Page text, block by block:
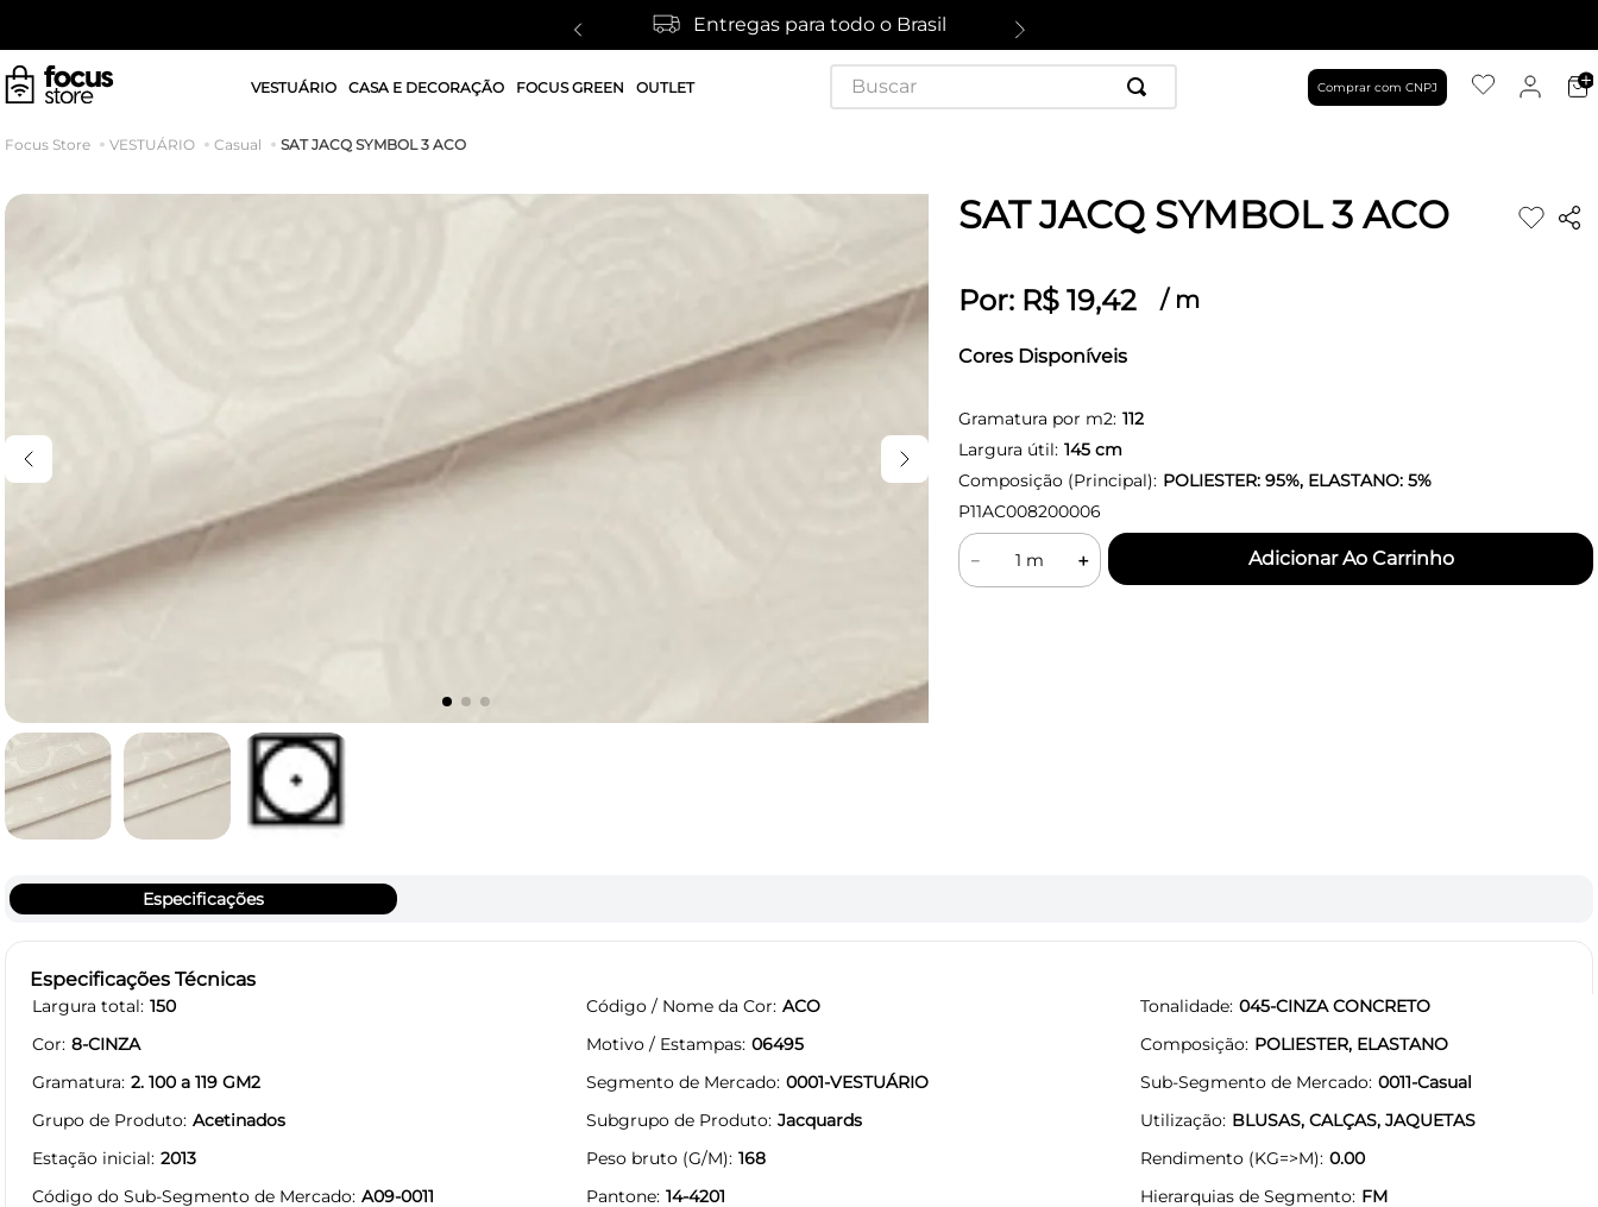
Entregas para todo o Brasil
VESTUÁRIO CASA E DECORAÇÃO FOCUS GREEN OUTLET
Buscar
Comprar com CNPJ
VESTUÁRIO Casual SAT JACQ SYMBOL 3 ACO
SAT JACQ SYMBOL 3 ACO
Por: R$ 19,42 / m
Cores Disponíveis
Gramatura por m2: 112
Largura útil: 145cm
Composição (Principal): POLIESTER: 95%, ELASTANO: 5%
P11AC008200006
＋
－
Especificações
Especificações Técnicas
Largura total 150 Código / Nome da Cor ACO Tonalidade 045-CINZA CONCRETO
Cor 8-CINZA Motivo / Estampas 06495 Composição POLIESTER, ELASTANO
Gramatura 2. 100 a 119 GM2 Segmento de Mercado 0001-VESTUÁRIO Sub-Segmento de Mercado 0011-Casual
Grupo de Produto Acetinados Subgrupo de Produto Jacquards Utilização BLUSAS, CALÇAS, JAQUETAS
Estação inicial 2013 Peso bruto (G/M) 168 Rendimento (KG=>M) 0.00
Código do Sub-Segmento de Mercado A09-0011 Pantone 14-4201 Hierarquias de Segmento FM